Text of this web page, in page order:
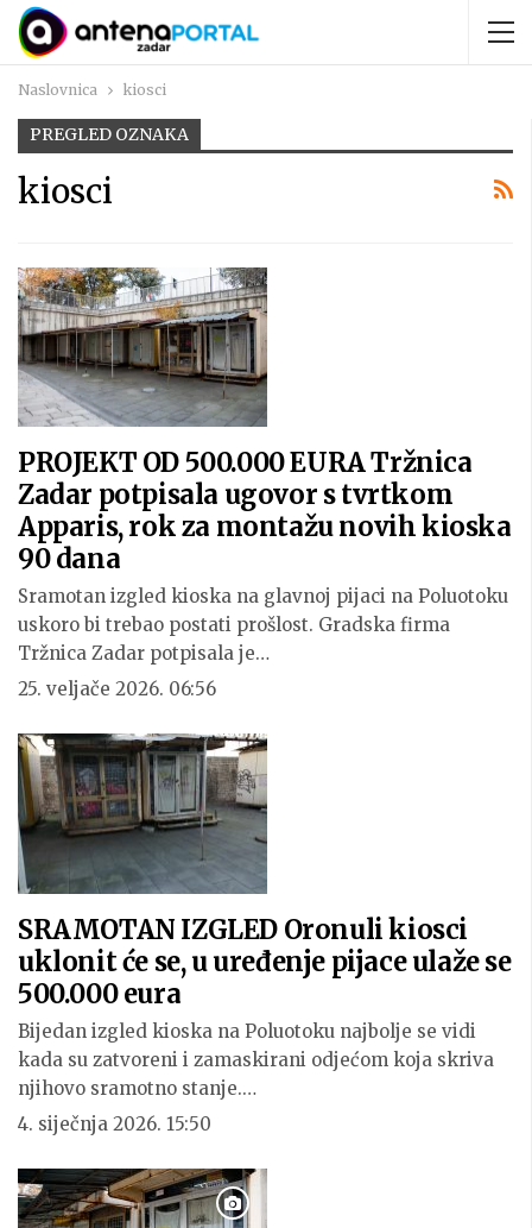
Naslovnica kiosci
PREGLED OZNAKA
kiosci
PROJEKT OD 500.000 EURA Tržnica
Zadar potpisala ugovor s tvrtkom
Apparis, rok za montažu novih kioska
90 dana
Sramotan izgled kioska na glavnoj pijaci na Poluotoku
uskoro bi trebao postati prošlost. Gradska firma
Tržnica Zadar potpisala je…
25. veljače 2026. 06:56
SRAMOTAN IZGLED Oronuli kiosci
uklonit će se, u uređenje pijace ulaže se
500.000 eura
Bijedan izgled kioska na Poluotoku najbolje se vidi
kada su zatvoreni i zamaskirani odjećom koja skriva
njihovo sramotno stanje.…
4. siječnja 2026. 15:50